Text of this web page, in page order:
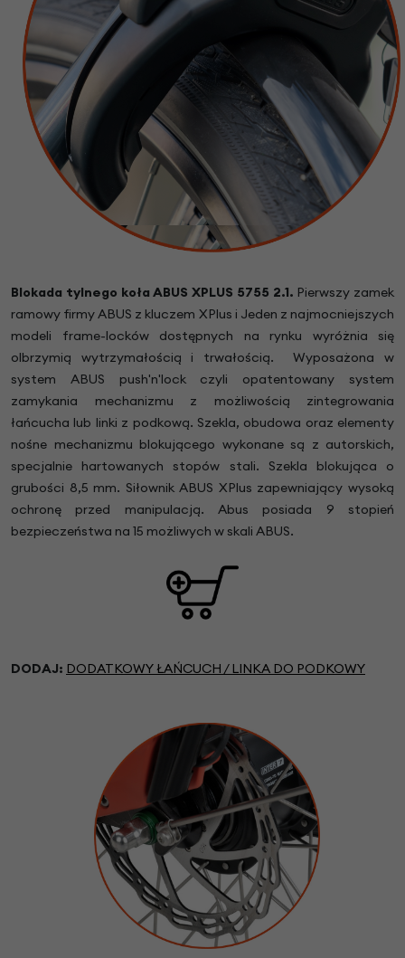
Blokada tylnego koła ABUS XPLUS 5755 2.1. Pierwszy zamek
ramowy firmy ABUS z kluczem XPlus i Jeden z najmocniejszych
modeli frame-locków dostępnych na rynku wyróżnia się
olbrzymią wytrzymałością i trwałością. Wyposażona w
system ABUS push'n'lock czyli opatentowany system
zamykania mechanizmu z możliwością zintegrowania
łańcucha lub linki z podkową. Szekla, obudowa oraz elementy
nośne mechanizmu blokującego wykonane są z autorskich,
specjalnie hartowanych stopów stali. Szekla blokująca o
grubości 8,5 mm. Siłownik ABUS XPlus zapewniający wysoką
ochronę przed manipulacją. Abus posiada 9 stopień
bezpieczeństwa na 15 możliwych w skali ABUS.
DODAJ: DODATKOWY ŁAŃCUCH / LINKA DO PODKOWY